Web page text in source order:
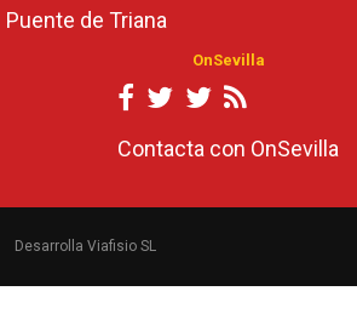
Puente de Triana
OnSevilla
Contacta con OnSevilla
Desarrolla Viafisio SL